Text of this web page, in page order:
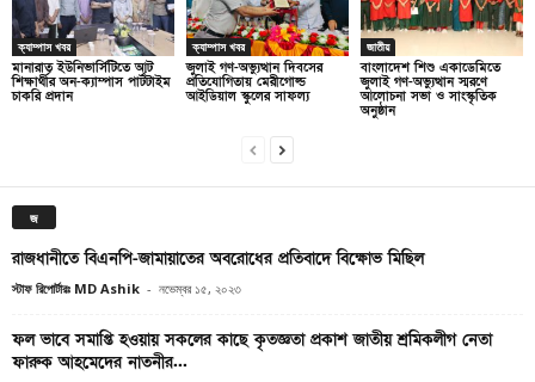
ক্যাম্পাস খবর
মানারাত ইউনিভার্সিটিতে আট
শিক্ষার্থীর অন-ক্যাম্পাস পার্টটাইম
চাকরি প্রদান
ক্যাম্পাস খবর
জুলাই গণ-অভ্যুত্থান দিবসের
প্রতিযোগিতায় মেরীগোল্ড
আইডিয়াল স্কুলের সাফল্য
জাতীয়
বাংলাদেশ শিশু একাডেমিতে
জুলাই গণ-অভ্যুত্থান স্মরণে
আলোচনা সভা ও সাংস্কৃতিক
অনুষ্ঠান
জ
রাজধানীতে বিএনপি-জামায়াতের অবরোধের প্রতিবাদে বিক্ষোভ মিছিল
স্টাফ রিপোর্টারঃ MD Ashik - নভেম্বর ১৫, ২০২৩
ফল ভাবে সমাপ্তি হওয়ায় সকলের কাছে কৃতজ্ঞতা প্রকাশ জাতীয় শ্রমিকলীগ নেতা
ফারুক আহমেদের নাতনীর...